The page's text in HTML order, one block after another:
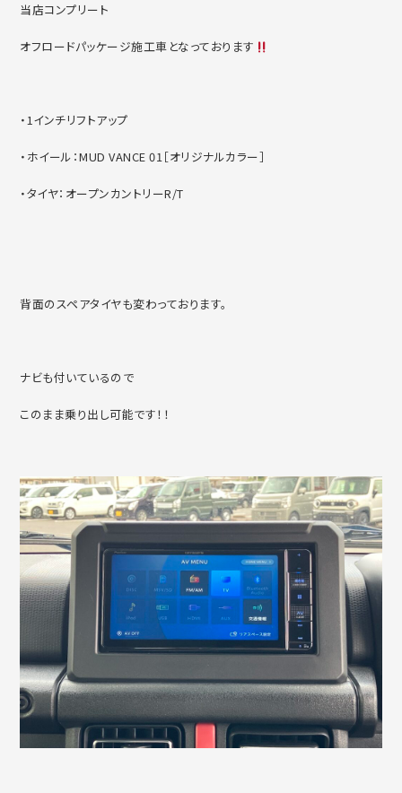
当店コンプリート
オフロードパッケージ施工車となっております
・1インチリフトアップ
・ホイール：MUD VANCE 01［オリジナルカラー］
・タイヤ：オープンカントリーR/T
背面のスペアタイヤも変わっております。
ナビも付いているので
このまま乗り出し可能です！！